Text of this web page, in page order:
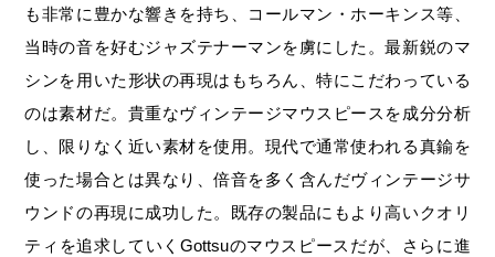
も非常に豊かな響きを持ち、コールマン・ホーキンス等、
当時の音を好むジャズテナーマンを虜にした。最新鋭のマ
シンを用いた形状の再現はもちろん、特にこだわっている
のは素材だ。貴重なヴィンテージマウスピースを成分分析
し、限りなく近い素材を使用。現代で通常使われる真鍮を
使った場合とは異なり、倍音を多く含んだヴィンテージサ
ウンドの再現に成功した。既存の製品にもより高いクオリ
ティを追求していくGottsuのマウスピースだが、さらに進